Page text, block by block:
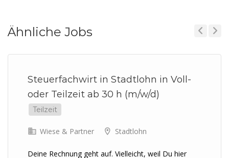
Ähnliche Jobs
Steuerfachwirt in Stadtlohn in Voll-
oder Teilzeit ab 30 h (m/w/d)
Teilzeit
Wiese & Partner Stadtlohn
Deine Rechnung geht auf. Vielleicht, weil Du hier